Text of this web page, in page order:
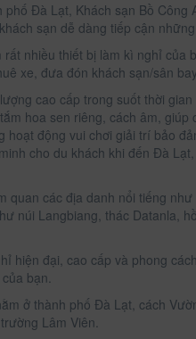
Đà Lạt, Khách sạn Bồ Công
sạn dễ dàng tiếp cận
nhiều thiết bị làm kì nghỉ của
xe, đưa đón khách sạn/sân
cao cấp trong suốt thời
hoa sen riêng, cách âm, giúp
động vui chơi giải trí bảo
cho du khách khi đến Đà
quan các địa danh nổi tiếng
núi Langbiang, thác Datanla,
hiện đại, cao cấp và phong
bạn.
ở thành phố Đà Lạt, cách
Lâm Viên.